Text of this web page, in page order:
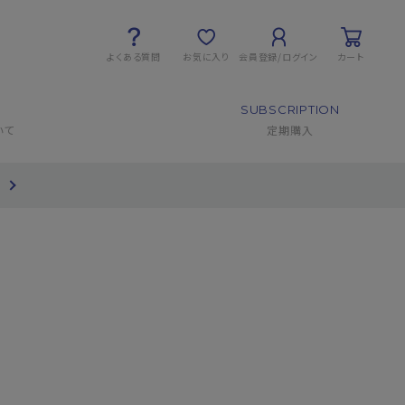
よくある質問 お気に入り 会員登録/ログイン カート
て
SUBSCRIPTION
定期購入